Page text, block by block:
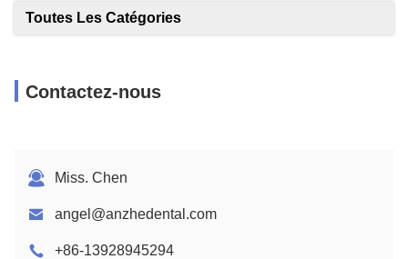
Toutes Les Catégories
Contactez-nous
Miss. Chen
angel@anzhedental.com
+86-13928945294